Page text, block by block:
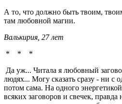
А то, что должно быть твоим,
там любовной магии.
Валькирия, 27 лет
* * *
Да уж... Читала я любовный
людях... Могу сказать сразу - ни с
потом сама. На одного
всяких заговоров и свечек,